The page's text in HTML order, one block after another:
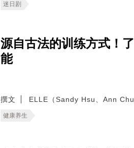
迷日剧
源自古法的训练方式！
能
撰文 ELLE（Sandy Hsu、Ann
健康养生